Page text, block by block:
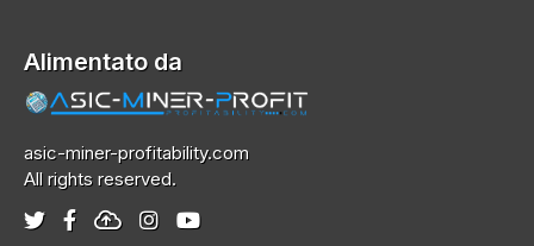
Alimentato da
asic-miner-profitability.com
All rights reserved.